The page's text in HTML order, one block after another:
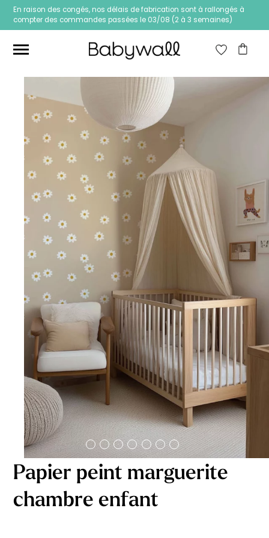
En raison des congés, nos délais de fabrication sont à rallongés à
compter des commandes passées le 03/08 (2 à 3 semaines)
Ces articles peuvent aussi vous intéresser
Papier peint Fleurs
délicates
À partir
de
29,90€
Papier peint jungle
À partir
de
29,90€
Papier peint marguerite
chambre enfant